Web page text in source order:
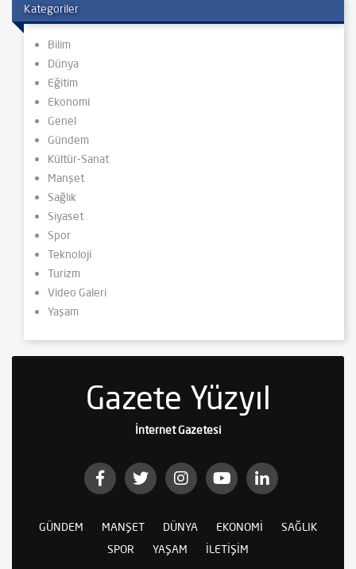
Kategoriler
Bilim
Dünya
Eğitim
Ekonomi
Genel
Gündem
Kültür-Sanat
Manşet
Sağlık
Siyaset
Spor
Teknoloji
Turizm
Video Galeri
Yaşam
Gazete Yüzyıl
İnternet Gazetesi
GÜNDEM MANŞET DÜNYA EKONOMI
SAĞLIK
SPOR
YAŞAM İLETIŞIM